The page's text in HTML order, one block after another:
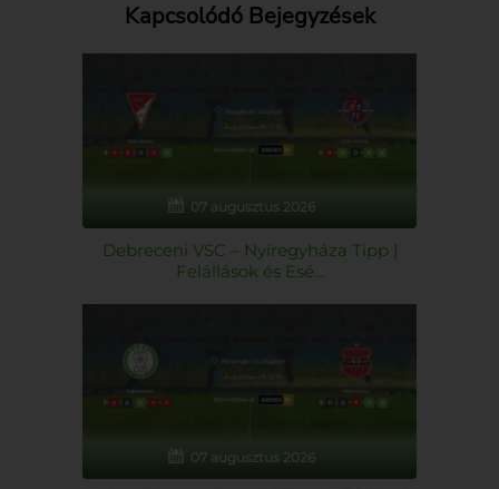
Kapcsolódó Bejegyzések
07 augusztus 2026
Debreceni VSC – Nyíregyháza Tipp |
Felállások és Esé...
07 augusztus 2026